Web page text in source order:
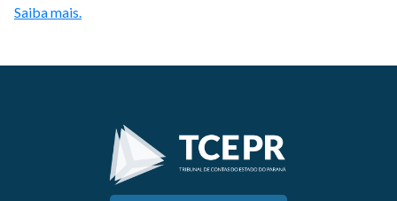
Saiba mais.